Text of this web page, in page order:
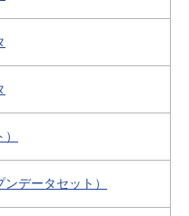
データセット）